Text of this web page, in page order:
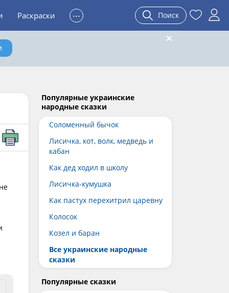
Раскраски ... Поиск
Популярные украинские
народные сказки
Соломенный бычок
Лисичка, кот, волк, медведь и
кабан
Как дед ходил в школу
Лисичка-кумушка
Как пастух перехитрил царевну
Колосок
Козел и баран
Все украинские народные
сказки
Популярные сказки